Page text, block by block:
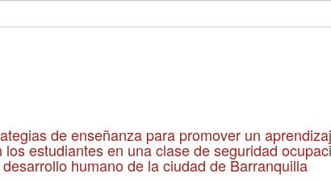
de enseñanza para promover un
estudiantes en una clase de seguridad
humano de la ciudad de Barranquilla